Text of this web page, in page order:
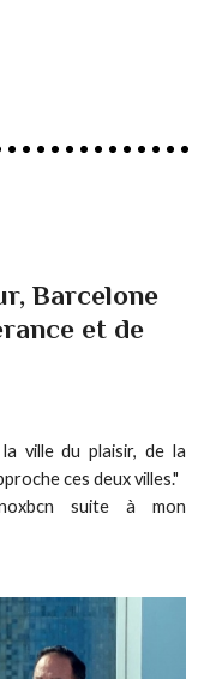
Barcelone
et de
ville du plaisir, de la
ces deux villes."
suite à mon